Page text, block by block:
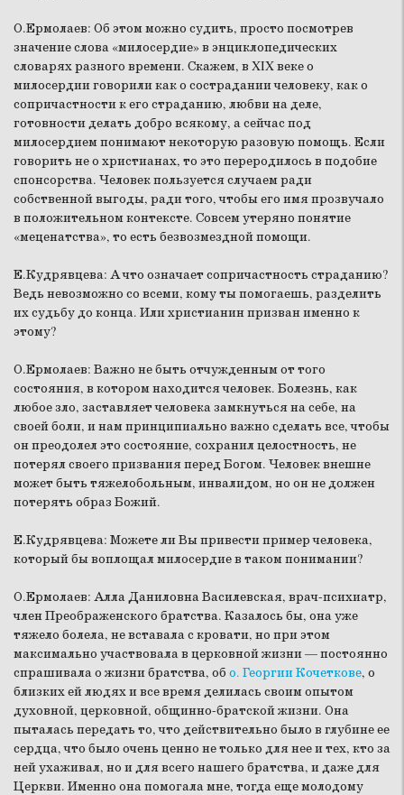
О.Ермолаев: Об этом можно судить, просто посмотрев
значение слова «милосердие» в энциклопедических
словарях разного времени. Скажем, в XIX веке о
милосердии говорили как о сострадании человеку, как о
сопричастности к его страданию, любви на деле,
готовности делать добро всякому, а сейчас под
милосердием понимают некоторую разовую помощь. Если
говорить не о христианах, то это переродилось в подобие
спонсорства. Человек пользуется случаем ради
собственной выгоды, ради того, чтобы его имя прозвучало
в положительном контексте. Совсем утеряно понятие
«меценатства», то есть безвозмездной помощи.
Е.Кудрявцева: А что означает сопричастность страданию?
Ведь невозможно со всеми, кому ты помогаешь, разделить
их судьбу до конца. Или христианин призван именно к
этому?
О.Ермолаев: Важно не быть отчужденным от того
состояния, в котором находится человек. Болезнь, как
любое зло, заставляет человека замкнуться на себе, на
своей боли, и нам принципиально важно сделать все, чтобы
он преодолел это состояние, сохранил целостность, не
потерял своего призвания перед Богом. Человек внешне
может быть тяжелобольным, инвалидом, но он не должен
потерять образ Божий.
Е.Кудрявцева: Можете ли Вы привести пример человека,
который бы воплощал милосердие в таком понимании?
О.Ермолаев: Алла Даниловна Василевская, врач-психиатр,
член Преображенского братства. Казалось бы, она уже
тяжело болела, не вставала с кровати, но при этом
максимально участвовала в церковной жизни — постоянно
спрашивала о жизни братства, об о. Георгии Кочеткове, о
близких ей людях и все время делилась своим опытом
духовной, церковной, общинно-братской жизни. Она
пыталась передать то, что действительно было в глубине ее
сердца, что было очень ценно не только для нее и тех, кто за
ней ухаживал, но и для всего нашего братства, и даже для
Церкви. Именно она помогала мне, тогда еще молодому